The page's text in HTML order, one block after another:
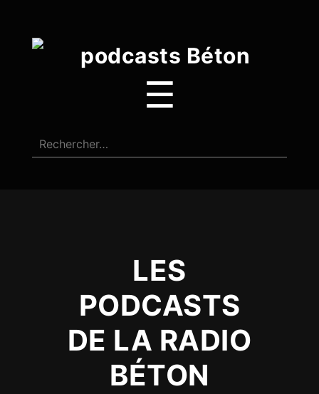
☰
LES
PODCASTS
DE LA RADIO
BÉTON